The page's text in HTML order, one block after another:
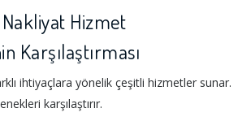
Hizmet
Karşılaştırması
ihtiyaçlara yönelik çeşitli hizmetler sunar.
karşılaştırır.